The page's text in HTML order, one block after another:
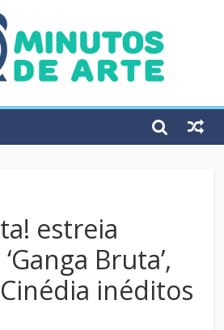
estreia
Bruta’,
inéditos